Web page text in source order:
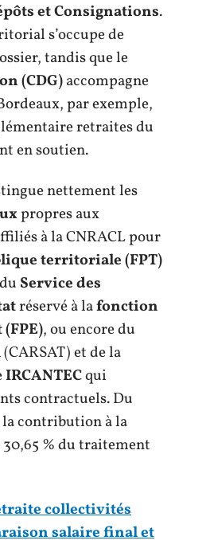
et Consignations.
s’occupe de
tandis que le
(CDG)accompagne
par exemple,
retraites du
en soutien.
nettement les
propres aux
à la CNRACL pour
territoriale (FPT)
Service des
réservé à lafonction
, ou encore du
(CARSAT) et de la
IRCANTECqui
contractuels. Du
contribution à la
% du traitement
collectivités
salaire final et